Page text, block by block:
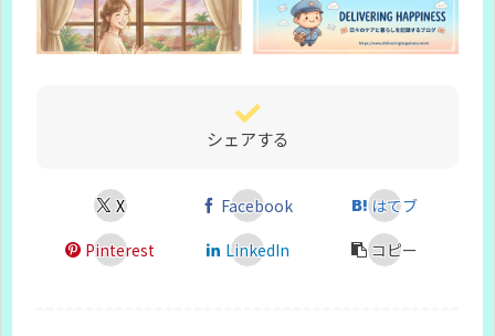
シェアする
X Facebook
はてブ
Pinterest
LinkedIn コピー